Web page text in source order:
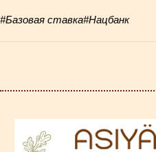
#Базовая ставка#Нацбанк